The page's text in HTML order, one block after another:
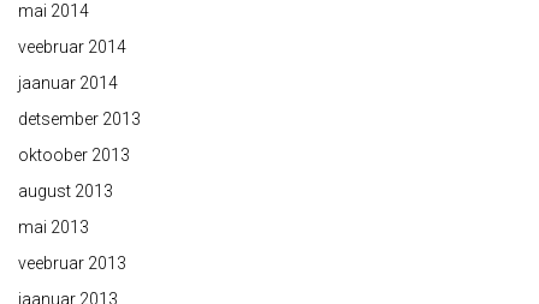
mai 2014
veebruar 2014
jaanuar 2014
detsember 2013
oktoober 2013
august 2013
mai 2013
veebruar 2013
jaanuar 2013